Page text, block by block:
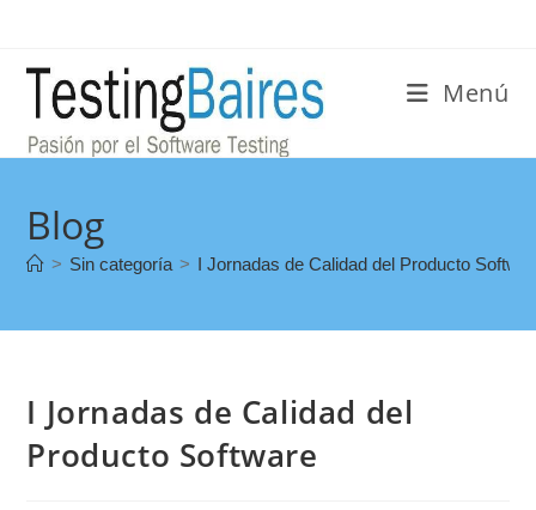
Menú
Blog
> Sin categoría > I Jornadas de Calidad del Producto
I Jornadas de Calidad del
Producto Software